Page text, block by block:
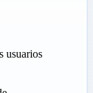
usuarios